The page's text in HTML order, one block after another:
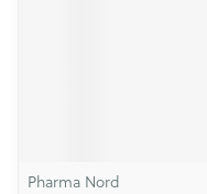
Pharma Nord